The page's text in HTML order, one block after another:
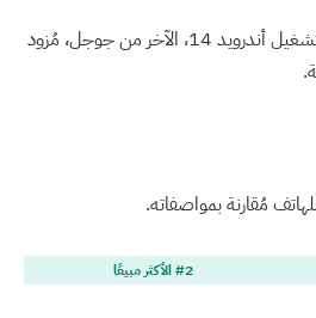
: نظام التشغيل أندرويد 14، الآخر من جوجل، مُزود
مُقارنة بمواصفاته.
#2 الأكثر مبيعًا